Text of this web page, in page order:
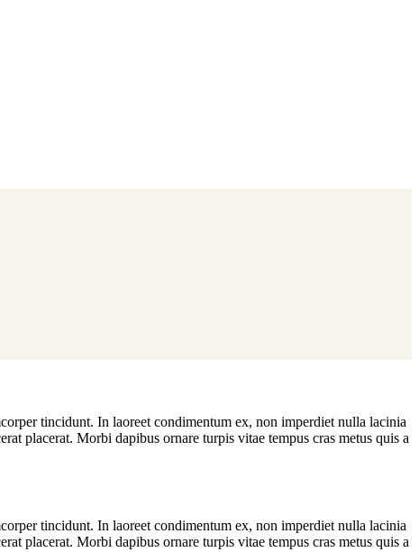
tincidunt. In laoreet condimentum ex, non imperdiet nulla lacinia
placerat. Morbi dapibus ornare turpis vitae tempus cras metus quis a
tincidunt. In laoreet condimentum ex, non imperdiet nulla lacinia
placerat. Morbi dapibus ornare turpis vitae tempus cras metus quis a